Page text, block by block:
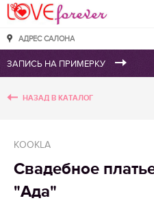
Love Forever
АДРЕС САЛОНА
НАЗАД В КАТАЛОГ
KOOKLA
Свадебное
"Ада"